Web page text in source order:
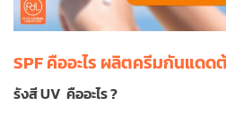
SPF คืออะไร ผลิตครีมกันแดดต้
รังสี UV คืออะไร ?